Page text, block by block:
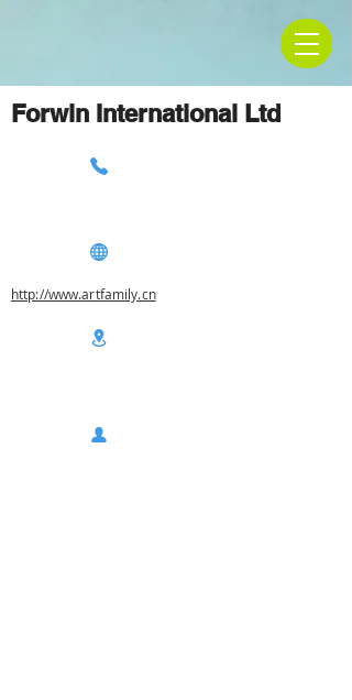
Forwin International Ltd
http://www.artfamily.cn